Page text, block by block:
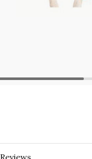
Reviews